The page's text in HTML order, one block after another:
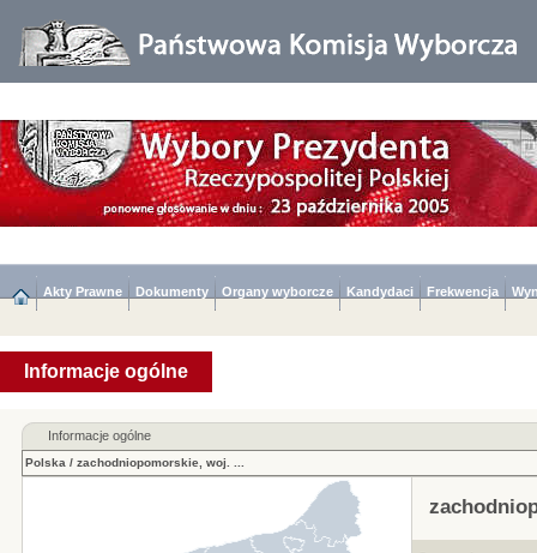
Akty Prawne Dokumenty Organy wyborcze Kandydaci Frekwencja
Informacje ogólne
Informacje ogólne
Polska / zachodniopomorskie, woj.